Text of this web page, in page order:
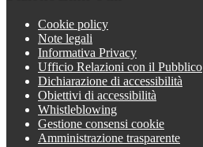
Cookie policy
Note legali
Informativa Privacy
Ufficio Relazioni con il Pubblico
Dichiarazione di accessibilità
Obiettivi di accessibilità
Whistleblowing
Gestione consensi cookie
Amministrazione trasparente